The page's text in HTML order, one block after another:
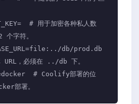
# 用于加密各种私人数
个字符。
db/prod.db
，必须在 ../db 下。
# Coolify部署的位
部署。